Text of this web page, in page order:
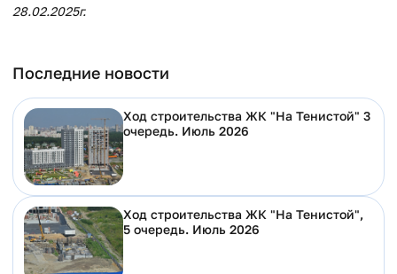
28.02.2025г.
Последние новости
Ход строительства ЖК "На Тенистой" 3
очередь. Июль 2026
Ход строительства ЖК "На Тенистой",
5 очередь. Июль 2026